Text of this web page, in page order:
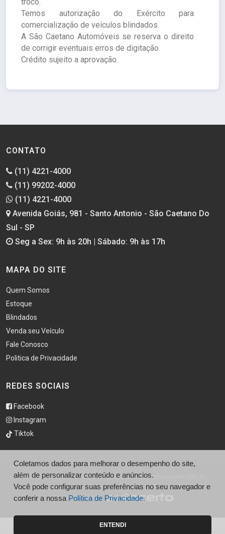
Temos autorização do Exército para
comercialização de veículos blindados.
A São Caetano Automóveis se reserva o direito
de corrigir eventuais erros de digitação.
Crédito sujeito a aprovação.
CONTATO
(11) 4221-4000
(11) 99202-4000
(11) 4221-4000
Avenida Goiás, 981 - Santo Antonio - São Caetano Do
Sul - SP
Seg a Sex: 9h às 20h | Sábado: 9h às 17h
MAPA DO SITE
Quem Somos
Estoque
Blindados
Venda seu Veículo
Fale Conosco
Politica de Privacidade
REDES SOCIAIS
Facebook
Instagram
Tiktok
© São Caetano Automóveis - http://saocaetanoautomoveis.com.br/
Desenvolvido por
Coletamos dados para melhorar o desempenho do site,
além de personalizar conteúdo e anúncios.
Você pode configurar suas preferências no seu navegador e
conferir a nossa Política de Privacidade.
ENTENDI